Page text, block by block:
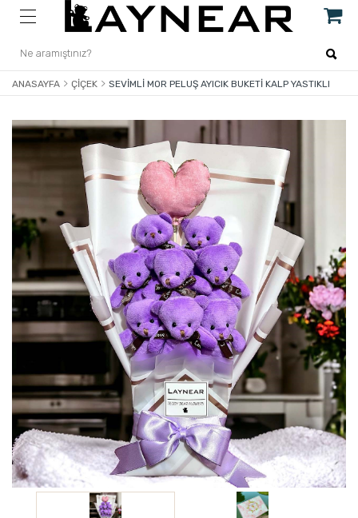
ANASAYFA ÇIÇEK SEVIMLI MOR PELUŞ AYICIK BUKETI KALP YASTIKLI